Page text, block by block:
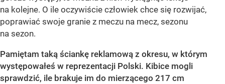
na kolejne. O ile oczywiście człowiek chce się rozwijać,
poprawiać swoje granie z meczu na mecz, sezonu
na sezon.
Pamiętam taką ściankę reklamową z okresu, w którym
występowałeś w reprezentacji Polski. Kibice mogli
sprawdzić, ile brakuje im do mierzącego 217 cm